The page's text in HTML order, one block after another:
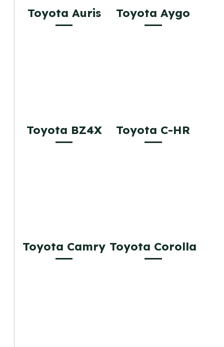
Toyota Auris Toyota Aygo
Toyota BZ4X Toyota C-HR
Toyota Camry Toyota Corolla